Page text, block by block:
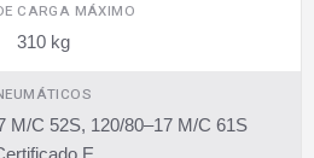
CARGA MÁXIMO
310 kg
M/C 52S, 120/80–17 M/C 61S
E